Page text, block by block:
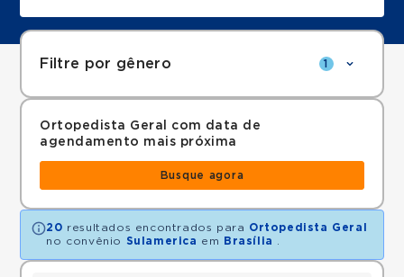
Filtre por gênero 1
Ortopedista Geral com data de
agendamento mais próxima
Busque agora
20 resultados encontrados para Ortopedista Geral
no convênio
Sulamerica em Brasília